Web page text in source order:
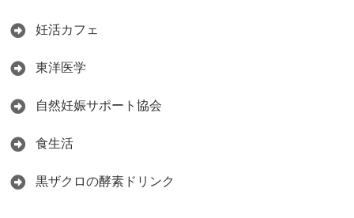
妊活カフェ
東洋医学
自然妊娠サポート協会
食生活
黒ザクロの酵素ドリンク